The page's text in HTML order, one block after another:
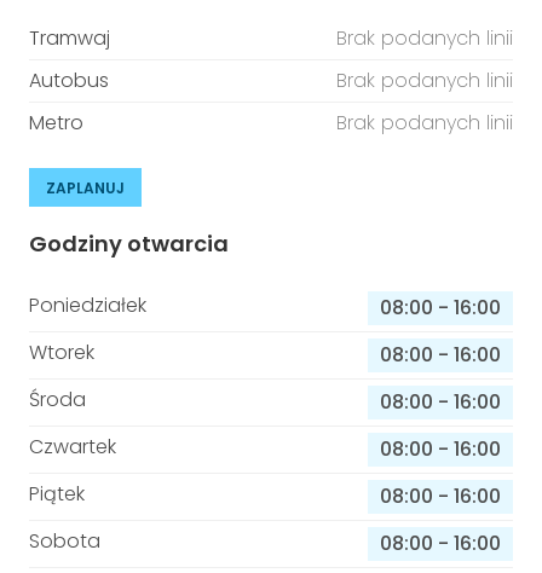
Tramwaj
Brak podanych linii
Autobus
Brak podanych linii
Metro
Brak podanych linii
ZAPLANUJ
Godziny otwarcia
Poniedziałek 08:00 - 16:00
Wtorek
08:00 - 16:00
Środa
08:00 - 16:00
Czwartek
08:00 - 16:00
Piątek
08:00 - 16:00
Sobota
08:00 - 16:00